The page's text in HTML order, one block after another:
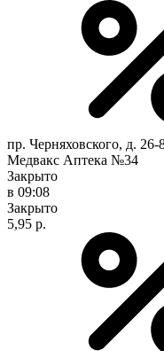
пр. Черняховского, д.
Медвакс Аптека №34
Закрыто
в 09:08
Закрыто
5,95 р.